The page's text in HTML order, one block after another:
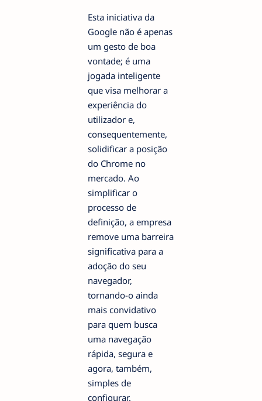
Esta iniciativa da
Google não é apenas
um gesto de boa
vontade; é uma
jogada inteligente
que visa melhorar a
experiência do
utilizador e,
consequentemente,
solidificar a posição
do Chrome no
mercado. Ao
simplificar o
processo de
definição, a empresa
remove uma barreira
significativa para a
adoção do seu
navegador,
tornando-o ainda
mais convidativo
para quem busca
uma navegação
rápida, segura e
agora, também,
simples de
configurar.